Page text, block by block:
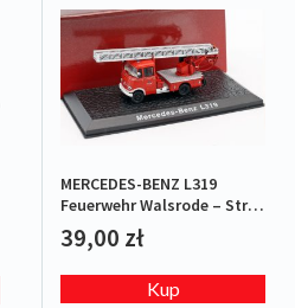
MERCEDES-BENZ L319
Feuerwehr Walsrode – Straż
pożarna
39,00 zł
Kup